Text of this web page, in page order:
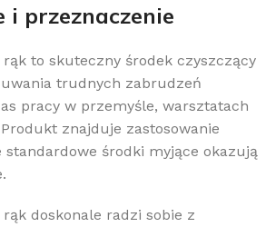
i przeznaczenie
rąk to skuteczny środek czyszczący
trudnych zabrudzeń
pracy w przemyśle, warsztatach
znajduje zastosowanie
standardowe środki myjące okazują
rąk doskonale radzi sobie z